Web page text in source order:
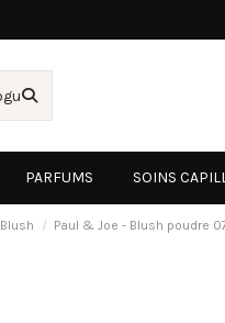
PARFUMS SOINS
Blush Paul & Joe - Blush poudre